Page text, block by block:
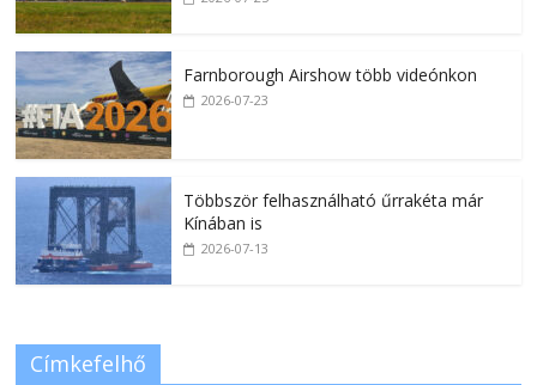
Farnborough Airshow több videónkon
2026-07-23
Többször felhasználható űrrakéta már
Kínában is
2026-07-13
Címkefelhő